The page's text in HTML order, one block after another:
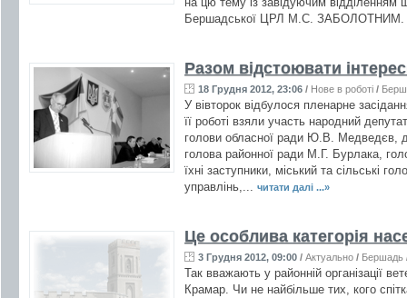
Бершадської ЦРЛ М.С. ЗАБОЛОТНИМ.
Разом відстоювати
18 Грудня 2012, 23:06 / Нове в роботі /
У вівторок відбулося пленарне
її роботі взяли участь народний
голови обласної ради Ю.В. Медведєв,
голова районної ради М.Г. Бурлака,
їхні заступники, міський та сільські
управлінь,... читати далі ...»
Це особлива категорія
3 Грудня 2012, 09:00 / Актуально / Бершадь
Так вважають у районній організації
Крамар. Чи не найбільше тих, кого